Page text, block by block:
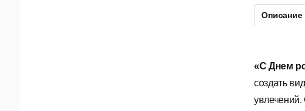
Описание
«С Днем
создать
увлечений.